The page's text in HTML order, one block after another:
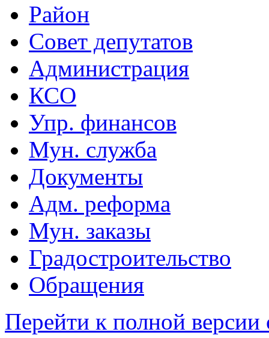
Район
Совет депутатов
Администрация
КСО
Упр. финансов
Мун. служба
Документы
Адм. реформа
Мун. заказы
Градостроительство
Обращения
Перейти к полной версии